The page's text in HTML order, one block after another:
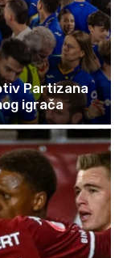
Partizana
igrača